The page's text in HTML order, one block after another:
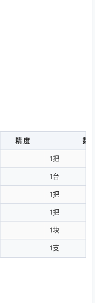
精 度 数
1把
1台
1把
1把
1块
1支